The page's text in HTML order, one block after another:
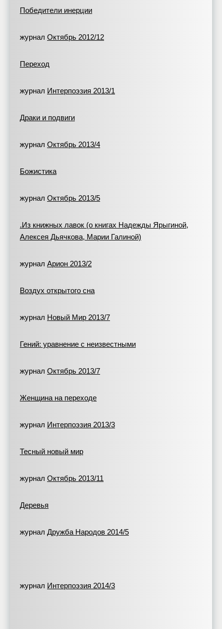
Победители инерции
журнал Октябрь 2012/12
Переход
журнал Интерпоэзия 2013/1
Драки и подвиги
журнал Октябрь 2013/4
Божистика
журнал Октябрь 2013/5
.Из книжных лавок (о книгах Надежды Ярыгиной,
Алексея Дьячкова, Марии Галиной)
журнал Арион 2013/2
Воздух открытого сна
журнал Новый Мир 2013/7
Гений: уравнение с неизвестными
журнал Октябрь 2013/7
Женщина на переходе
журнал Интерпоэзия 2013/3
Тесный новый мир
журнал Октябрь 2013/11
Деревья
журнал Дружба Народов 2014/5
журнал Интерпоэзия 2014/3